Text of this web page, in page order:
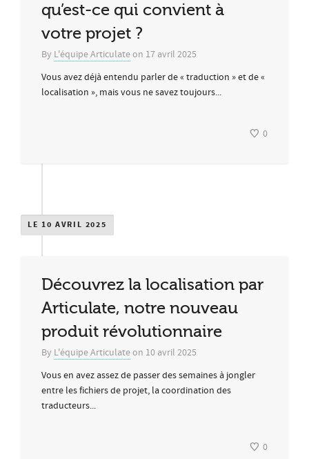
qu’est-ce qui convient à
votre projet ?
By L'équipe Articulateon 17 avril 2025
Vous avez déjà entendu parler de « traduction » et de «
localisation », mais vous ne savez toujours...
0
LE 10 AVRIL 2025
Découvrez la localisation par
Articulate, notre nouveau
produit révolutionnaire
By L'équipe Articulateon 10 avril 2025
Vous en avez assez de passer des semaines à jongler
entre les fichiers de projet, la coordination des
traducteurs...
0